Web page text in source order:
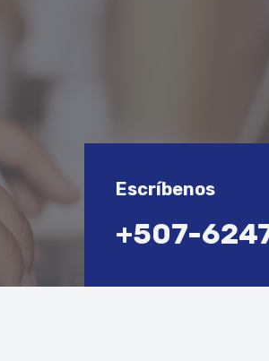
Escríbenos
+507-